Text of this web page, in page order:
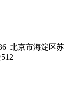
北京市海淀区苏